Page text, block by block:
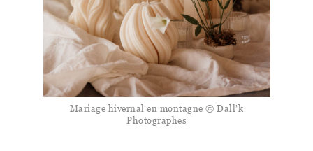
Mariage hivernal en montagne © Dall’k
Photographes